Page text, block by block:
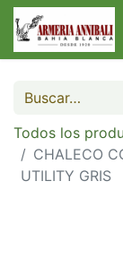
Todos los
CHALECO
UTILITY GRIS